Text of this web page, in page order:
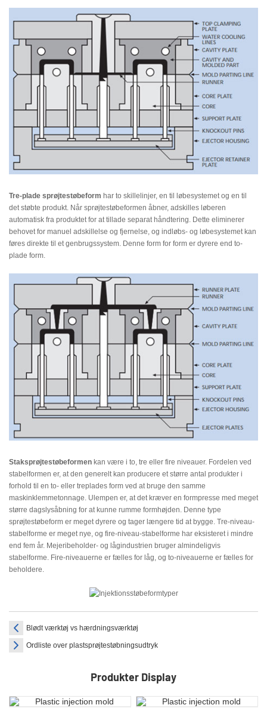
Tre-plade sprøjtestøbeform har to skillelinjer, en til løbesystemet og en til
det støbte produkt. Når sprøjtestøbeformen åbner, adskilles løberen
automatisk fra produktet for at tillade separat håndtering. Dette eliminerer
behovet for manuel adskillelse og fjernelse, og indløbs- og løbesystemet kan
føres direkte til et genbrugssystem. Denne form for form er dyrere end to-
plade form.
Staksprøjtestøbeformen kan være i to, tre eller fire niveauer. Fordelen ved
stabelformen er, at den generelt kan producere et større antal produkter i
forhold til en to- eller treplades form ved at bruge den samme
maskinklemmetonnage. Ulempen er, at det kræver en formpresse med meget
større dagslysåbning for at kunne rumme formhøjden. Denne type
sprøjtestøbeform er meget dyrere og tager længere tid at bygge. Tre-niveau-
stabelforme er meget nye, og fire-niveau-stabelforme har eksisteret i mindre
end fem år. Mejeribeholder- og lågindustrien bruger almindeligvis
stabelforme. Fire-niveauerne er fælles for låg, og to-niveauerne er fælles for
beholdere.
Blødt værktøj vs hærdningsværktøj
Ordliste over plastsprøjtestøbningsudtryk
Produkter Display